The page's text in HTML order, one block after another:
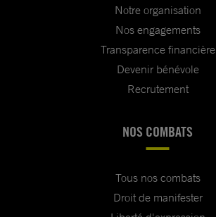
Notre organisation
Nos engagements
Transparence financière
Devenir bénévole
Recrutement
NOS COMBATS
Tous nos combats
Droit de manifester